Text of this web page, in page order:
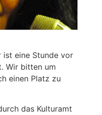
ist eine Stunde vor
Wir bitten um
einen Platz zu
das Kulturamt